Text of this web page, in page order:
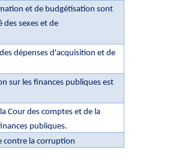
et de budgétisation sont
sexes et de
dépenses d'acquisition et de
sur les finances publiques est
Cour des comptes et de la
publiques.
contre la corruption